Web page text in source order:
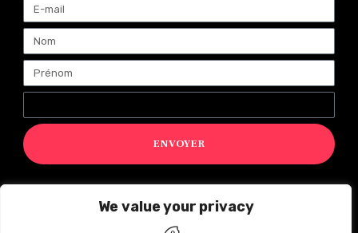
We value your privacy
ENVOYER